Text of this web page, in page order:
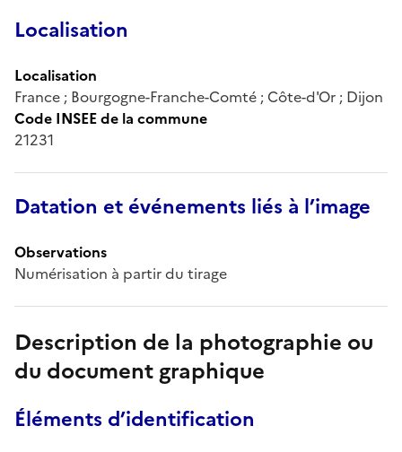
Localisation
Localisation
France ; Bourgogne-Franche-Comté ; Côte-d'Or ; Dijon
Code INSEE de la commune
21231
Datation et événements liés à l’image
Observations
Numérisation à partir du tirage
Description de la photographie ou
du document graphique
Éléments d’identification